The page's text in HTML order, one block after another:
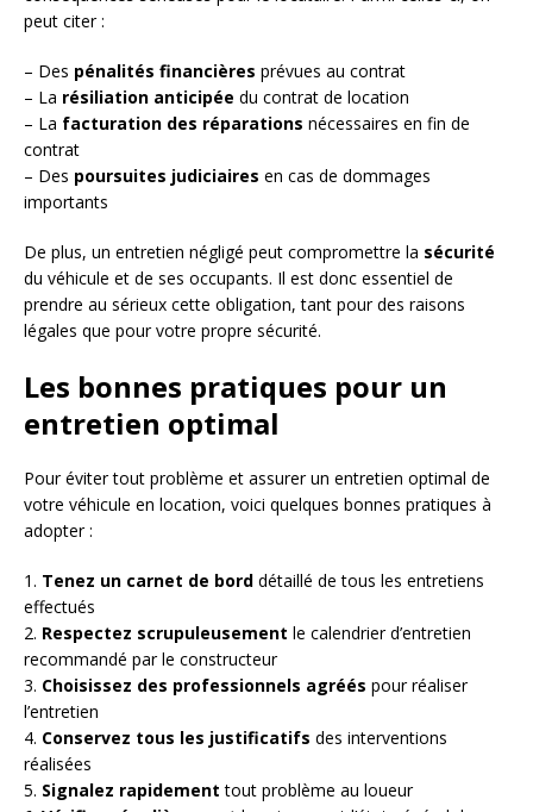
peut citer :
– Des pénalités financières prévues au contrat
– La résiliation anticipée du contrat de location
– La facturation des réparations nécessaires en fin de
contrat
– Des poursuites judiciaires en cas de dommages
importants
De plus, un entretien négligé peut compromettre la sécurité
du véhicule et de ses occupants. Il est donc essentiel de
prendre au sérieux cette obligation, tant pour des raisons
légales que pour votre propre sécurité.
Les bonnes pratiques pour un
entretien optimal
Pour éviter tout problème et assurer un entretien optimal de
votre véhicule en location, voici quelques bonnes pratiques à
adopter :
1. Tenez un carnet de bord détaillé de tous les entretiens
effectués
2. Respectez scrupuleusement le calendrier d’entretien
recommandé par le constructeur
3. Choisissez des professionnels agréés pour réaliser
l’entretien
4. Conservez tous les justificatifs des interventions
réalisées
5. Signalez rapidement tout problème au loueur